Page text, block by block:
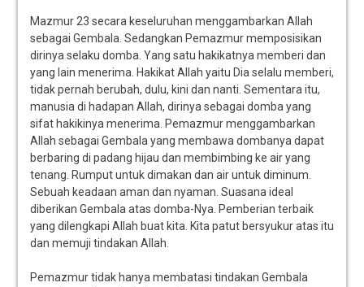
Mazmur 23 secara keseluruhan menggambarkan Allah
sebagai Gembala. Sedangkan Pemazmur memposisikan
dirinya selaku domba. Yang satu hakikatnya memberi dan
yang lain menerima. Hakikat Allah yaitu Dia selalu memberi,
tidak pernah berubah, dulu, kini dan nanti. Sementara itu,
manusia di hadapan Allah, dirinya sebagai domba yang
sifat hakikinya menerima. Pemazmur menggambarkan
Allah sebagai Gembala yang membawa dombanya dapat
berbaring di padang hijau dan membimbing ke air yang
tenang. Rumput untuk dimakan dan air untuk diminum.
Sebuah keadaan aman dan nyaman. Suasana ideal
diberikan Gembala atas domba-Nya. Pemberian terbaik
yang dilengkapi Allah buat kita. Kita patut bersyukur atas itu
dan memuji tindakan Allah.
Pemazmur tidak hanya membatasi tindakan Gembala